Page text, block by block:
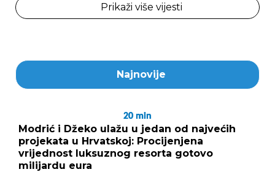
Prikaži više vijesti
Najnovije
20 min
Modrić i Džeko ulažu u jedan od najvećih
projekata u Hrvatskoj: Procijenjena
vrijednost luksuznog resorta gotovo
milijardu eura